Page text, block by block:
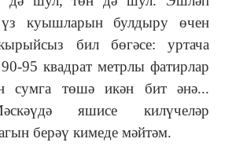
үз куышларын булдыру өчен
бил бөгәсе: уртача
90-95 квадрат метрлы фатирлар
сумга төшә икән бит әнә...
яшисе килүчеләр
берәү кимеде мәйтәм.